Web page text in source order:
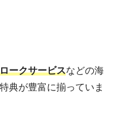
ークサービスなどの海
典が豊富に揃っていま